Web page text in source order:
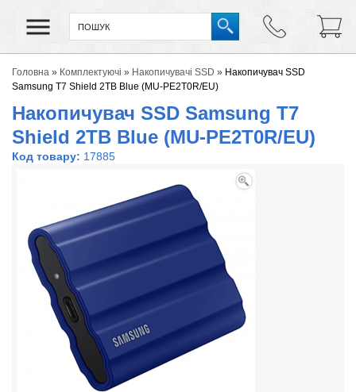
Головна » Комплектуючі » Накопичувачі SSD » Накопичувач SSD
Samsung T7 Shield 2TB Blue (MU-PE2T0R/EU)
Накопичувач SSD Samsung T7
Shield 2TB Blue (MU-PE2T0R/EU)
Код товару: 17885